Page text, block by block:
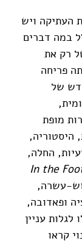
העתיקה ויש
במה דברים
רק את
פריחה
של
מופת
היסטוריה,
החלה,
In the
עשרה,
ופאדובה,
עניין
קראו